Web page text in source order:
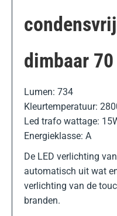
dimbaar
Lumen: 734
Kleurtemperatuur:
Led trafo wattage:
Energieklasse: A
De LED verlichting
automatisch uit wat
verlichting van de
branden.